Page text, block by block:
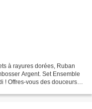
à rayures dorées, Ruban
Argent. Set Ensemble
! Offres-vous des douceurs à